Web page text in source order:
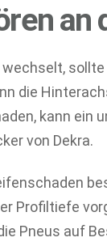
an
die
kann ein
von Dekra.
Profiltiefe
Pneus auf